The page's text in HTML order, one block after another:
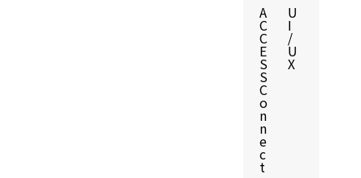
A
C
C
E
S
S
C
o
n
n
e
c
t
U
I
/
U
X